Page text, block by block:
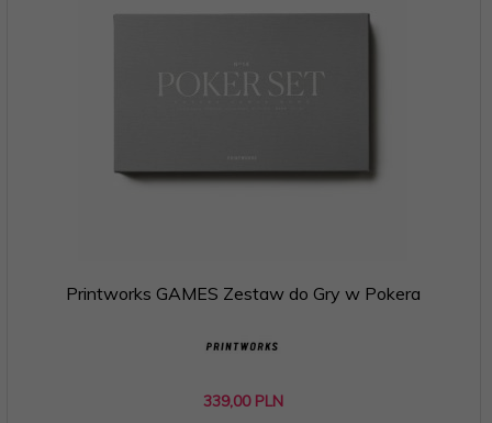
Printworks GAMES Zestaw do Gry w Pokera
339,00 PLN